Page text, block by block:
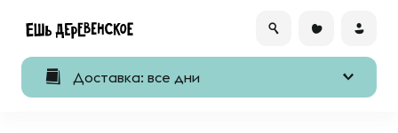
Доставка: все дни